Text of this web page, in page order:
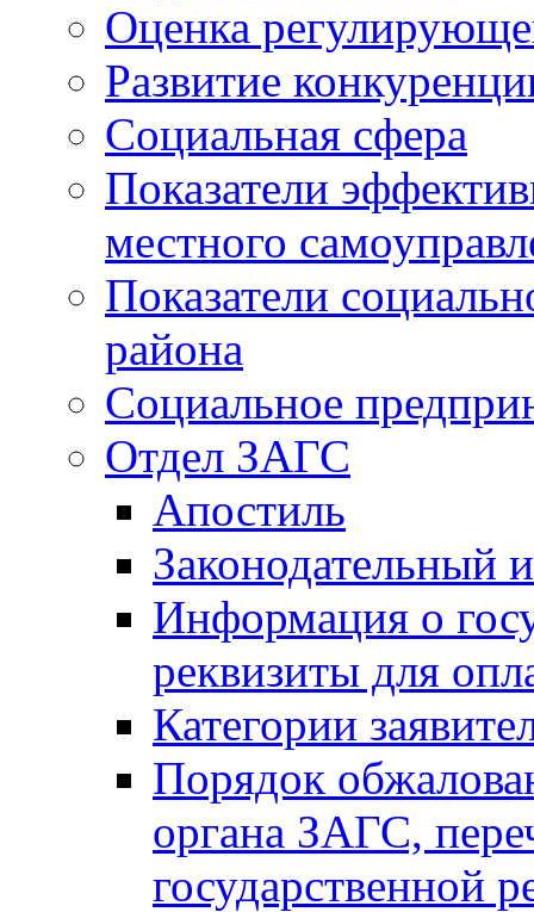
Оценка
Развитие
Социальная сфера
Показатели
местного
Показатели
района
Социальное
Отдел ЗАГС
Апостиль
Законодательный
Информация о
реквизиты для
Категории
Порядок
органа ЗАГС,
государственной